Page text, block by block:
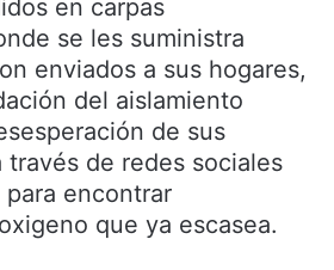
en carpas
se les suministra
enviados a sus hogares,
del aislamiento
de sus
través de redes sociales
encontrar
que ya escasea.